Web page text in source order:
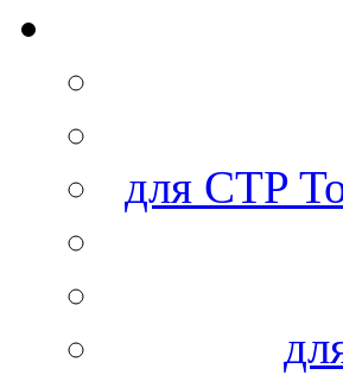
для CTP